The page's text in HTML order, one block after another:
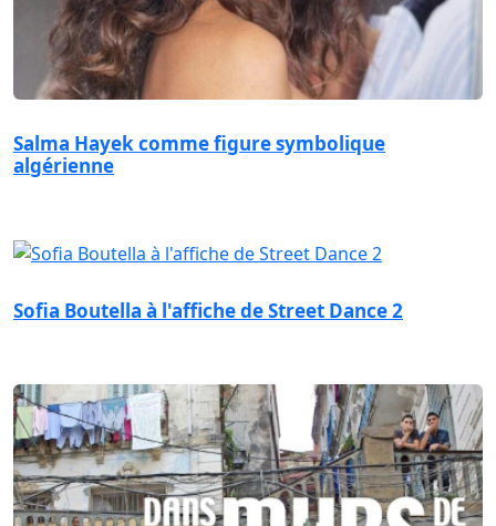
Salma Hayek comme figure symbolique
algérienne
Sofia Boutella à l'affiche de Street Dance 2